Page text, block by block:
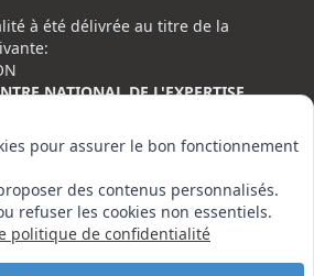
pour assurer le bon fonctionnement
des contenus personnalisés.
refuser les cookies non essentiels.
politique de confidentialité
à été délivrée au titre de la
NATIONAL DE L'EXPERTISE
(CNE)
75008 Paris